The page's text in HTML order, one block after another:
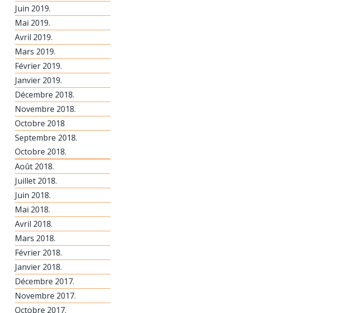
Juin 2019.
Mai 2019.
Avril 2019.
Mars 2019.
Février 2019.
Janvier 2019.
Décembre 2018.
Novembre 2018.
Octobre 2018
Septembre 2018.
Octobre 2018.
Août 2018.
Juillet 2018.
Juin 2018.
Mai 2018.
Avril 2018.
Mars 2018.
Février 2018.
Janvier 2018.
Décembre 2017.
Novembre 2017.
Octobre 2017.